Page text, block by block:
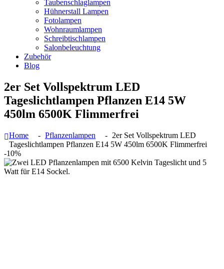
Taubenschlaglampen
Hühnerstall Lampen
Fotolampen
Wohnraumlampen
Schreibtischlampen
Salonbeleuchtung
Zubehör
Blog
2er Set Vollspektrum LED
Tageslichtlampen Pflanzen E14 5W
450lm 6500K Flimmerfrei
Home Pflanzenlampen
2er Set Vollspektrum LED
Tageslichtlampen Pflanzen E14 5W 450lm 6500K Flimmerfrei
-10%